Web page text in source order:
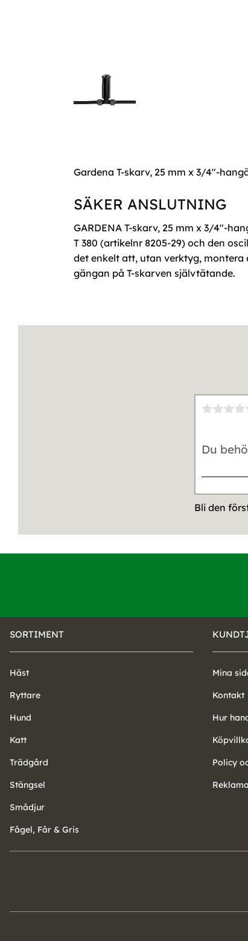
Gardena T-skarv, 25 mm x 3/4"-
SÄKER ANSLUTNING
GARDENA T-skarv, 25 mm x 3/4"-
T 380 (artikelnr 8205-29) och den
det enkelt att, utan verktyg, montera
gängan på T-skarven självtätande.
Bli den
SORTIMENT
Häst
Ryttare
Hund
Katt
Trädgård
Stängsel
Smådjur
Fågel, Får & Gris
Mina
Kontakt
Hur
Policy